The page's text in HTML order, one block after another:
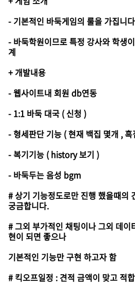
- 기본적인 바둑게임의 룰을 가집니다
- 바둑학원이므로 특정 강사와 학생
계
+ 개발내용
- 웹사이트내 회원 db연동
- 1:1 바둑 대국 ( 신청 )
- 형세판단 기능 ( 현재 백집 몇개 ,
- 복기기능 ( history 보기 )
- 바둑두는 음성 bgm
# 상기 기능정도로만 진행 했을때의
궁금합니다.
# 그외 부가적인 채팅이나 그외 데이
현이 되면 좋으나
기본적인 기능만 구현 하고자 함
# 킥오프일정 : 견적 금액이 맞고 적